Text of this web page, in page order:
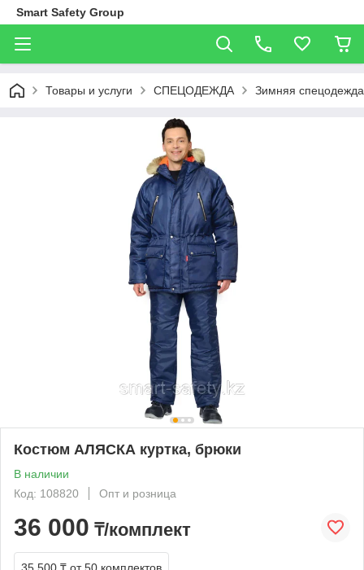
Smart Safety Group
Товары и услуги СПЕЦОДЕЖДА Зимняя спецодежда
Костюм АЛЯСКА куртка, брюки
В наличии
Код: 108820
Опт и розница
36 000 ₸/комплект
35 500 ₸ от 50 комплектов